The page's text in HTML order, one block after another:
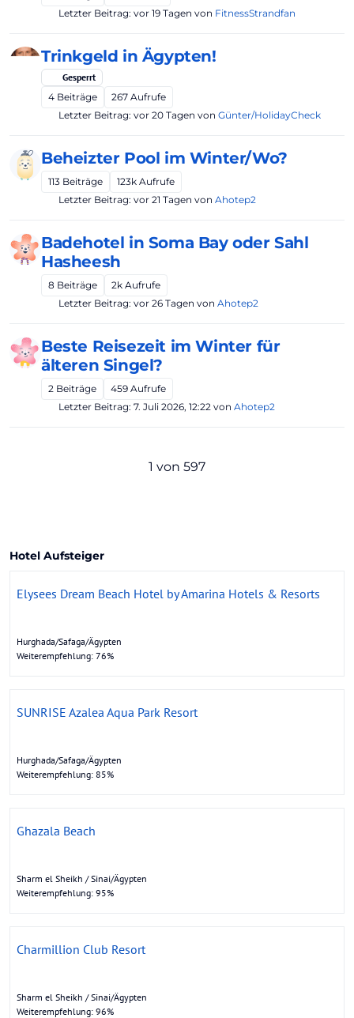
Letzter Beitrag: vor 19 Tagen von FitnessStrandfan
Trinkgeld in Ägypten!
Gesperrt
4 Beiträge 267 Aufrufe
Letzter Beitrag: vor 20 Tagen von Günter/HolidayCheck
Beheizter Pool im Winter/Wo?
113 Beiträge 123k Aufrufe
Letzter Beitrag: vor 21 Tagen von Ahotep2
Badehotel in Soma Bay oder Sahl
Hasheesh
8 Beiträge 2k Aufrufe
Letzter Beitrag: vor 26 Tagen von Ahotep2
Beste Reisezeit im Winter für
älteren Singel?
2 Beiträge 459 Aufrufe
Letzter Beitrag: 7. Juli 2026, 12:22 von Ahotep2
1 von 597
Hotel Aufsteiger
Elysees Dream Beach Hotel by Amarina Hotels & Resorts
Hurghada/Safaga/Ägypten
Weiterempfehlung: 76%
SUNRISE Azalea Aqua Park Resort
Hurghada/Safaga/Ägypten
Weiterempfehlung: 85%
Ghazala Beach
Sharm el Sheikh / Sinai/Ägypten
Weiterempfehlung: 95%
Charmillion Club Resort
Sharm el Sheikh / Sinai/Ägypten
Weiterempfehlung: 96%